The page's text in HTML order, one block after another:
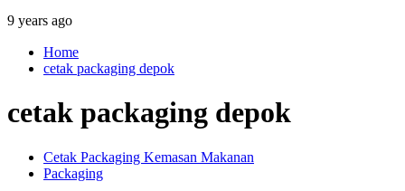
9 years ago
Home
cetak packaging depok
cetak packaging depok
Cetak Packaging Kemasan Makanan
Packaging